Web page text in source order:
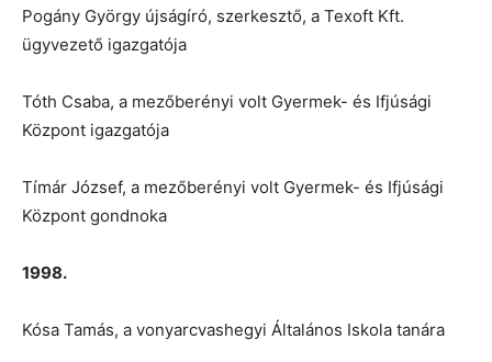
Pogány György újságíró, szerkesztő, a Texoft Kft.
ügyvezető igazgatója
Tóth Csaba, a mezőberényi volt Gyermek- és Ifjúsági
Központ igazgatója
Tímár József, a mezőberényi volt Gyermek- és Ifjúsági
Központ gondnoka
1998.
Kósa Tamás, a vonyarcvashegyi Általános Iskola tanára